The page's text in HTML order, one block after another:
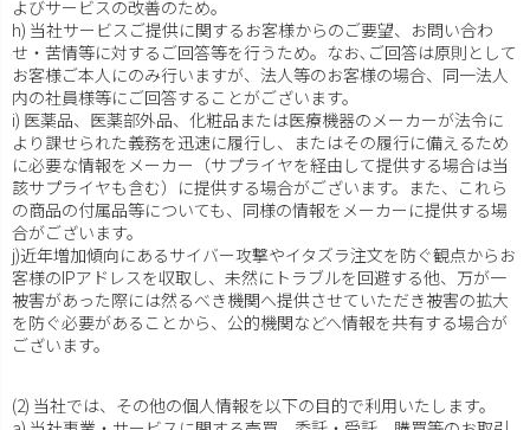
よびサービスの改善のため。
h) 当社サービスご提供に関するお客様からのご要望、お問い合わ
せ・苦情等に対するご回答等を行うため。なお､ご回答は原則として
お客様ご本人にのみ行いますが、法人等のお客様の場合、同一法人
内の社員様等にご回答することがございます。
i) 医薬品、医薬部外品、化粧品または医療機器のメーカーが法令に
より課せられた義務を迅速に履行し、またはその履行に備えるため
に必要な情報をメーカー（サプライヤを経由して提供する場合は当
該サプライヤも含む）に提供する場合がございます。また、これら
の商品の付属品等についても、同様の情報をメーカーに提供する場
合がございます。
j)近年増加傾向にあるサイバー攻撃やイタズラ注文を防ぐ観点からお
客様のIPアドレスを収取し、未然にトラブルを回避する他、万が一
被害があった際には然るべき機関へ提供させていただき被害の拡大
を防ぐ必要があることから、公的機関などへ情報を共有する場合が
ございます。
(2) 当社では、その他の個人情報を以下の目的で利用いたします。